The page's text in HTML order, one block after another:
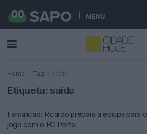
MENU
Home Tag saída
Etiqueta: saída
Famalicão: Ricardo prepara a equipa para o
jogo com o FC Porto